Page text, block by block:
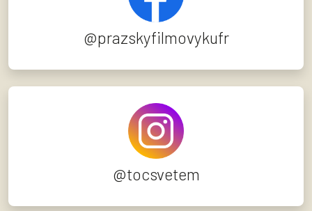
@prazskyfilmovykufr
@tocsvetem